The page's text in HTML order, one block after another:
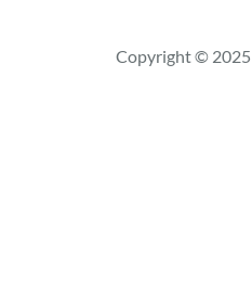
a
Copyright © 2025